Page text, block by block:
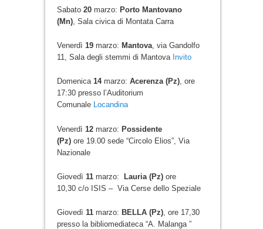
Sabato 20marzo: Porto Mantovano
(Mn), Sala civica di Montata Carra
Venerdì 19marzo: Mantova, via Gandolfo
11, Sala degli stemmi di Mantova Invito
Domenica 14marzo: Acerenza (Pz), ore
17:30 presso l’Auditorium
Comunale Locandina
Venerdì 12marzo: Possidente
(Pz)ore 19.00 sede “Circolo Elios”, Via
Nazionale
Giovedì 11marzo: Lauria (Pz)ore
10,30 c/o ISIS – Via Cerse dello Speziale
Giovedì 11marzo: BELLA (Pz), ore 17,30
presso la bibliomediateca “A. Malanga ”